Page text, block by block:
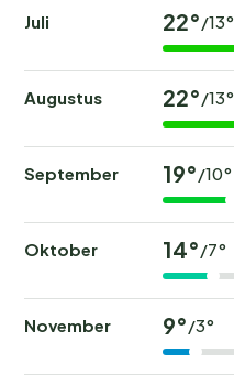
Juli 22°/13°
Augustus 22°/13°
September 19°/10°
Oktober 14°/7°
November 9°/3°